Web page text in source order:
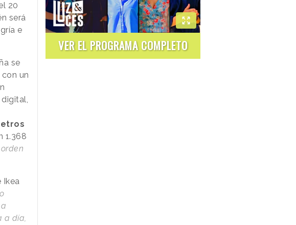
20
será
e
se
un
1.368
Ikea
a día,
VER EL PROGRAMA COMPLETO